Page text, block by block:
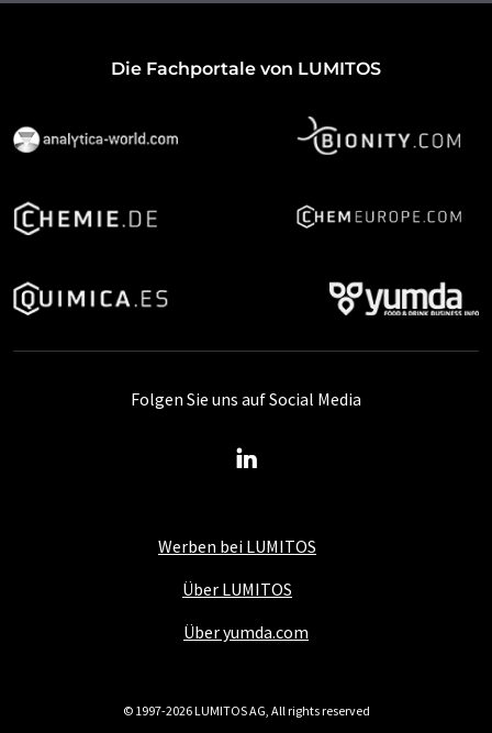
Die Fachportale von LUMITOS
Werben bei LUMITOS
Über LUMITOS
Über yumda.com
Folgen Sie uns auf Social Media
© 1997-2026 LUMITOS AG, All rights reserved